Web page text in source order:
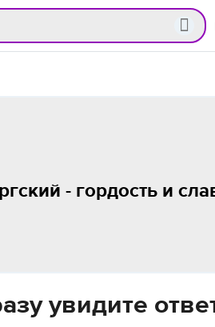
- гордость и
увидите